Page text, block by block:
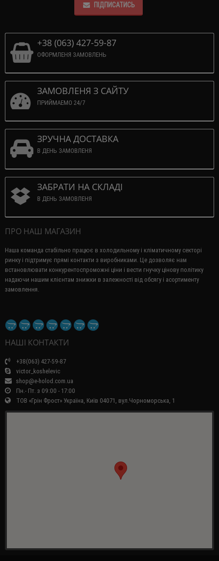
ПІДПИСАТИСЬ
+38 (063) 427-59-87
ОФОРМЛЕНЯ ЗАМОВЛЕНЬ
ЗАМОВЛЕНЯ З САЙТУ
ПРИЙМАЕМО 24/7
ЗРУЧНА ДОСТАВКА
В ДЕНЬ ЗАМОВЛЕНЯ
ЗАБРАТИ НА СКЛАДІ
В ДЕНЬ ЗАМОВЛЕНЯ
ПРО НАШ МАГАЗИН
Наша команда стабільно працює в холодильному і кліматичному секторі
ринку і підтримує прямі контакти з виробниками. Це дозволяє нам
встановлювати конкурентоспроможні ціни і вести гнучку цінову політику
надаючи нашим клієнтам знижки в залежності від обсягу і асортименту
замовлення.
НАШІ КОНТАКТИ
+38(063) 427-59-87
victor_koshelevic
shop@e-holod.com.ua
Пн.- Пт. з 09:00 - 17:00
ТОВ «Грін Фрост» Україна, Київ 04071, вул.Чорноморська, 1